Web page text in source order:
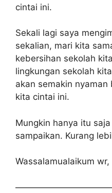
cintai ini.
Sekali lagi saya
sekalian, mari kita
kebersihan sekolah
lingkungan sekolah
akan semakin
kita cintai ini.
Mungkin hanya itu
sampaikan. Kurang
Wassalamualaikum wr,